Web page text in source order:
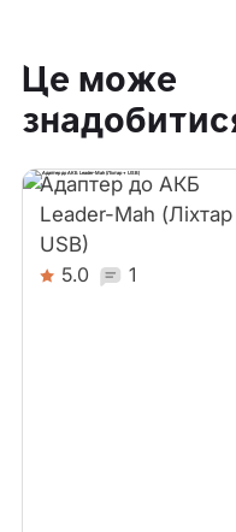
Це може
Адаптер до АКБ
Leader-Mah
USB)
5.0 1